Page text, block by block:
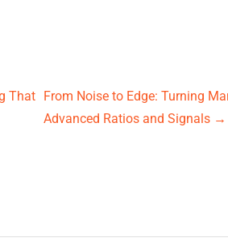
That From Noise to Edge: Turning
Advanced Ratios and Signals →